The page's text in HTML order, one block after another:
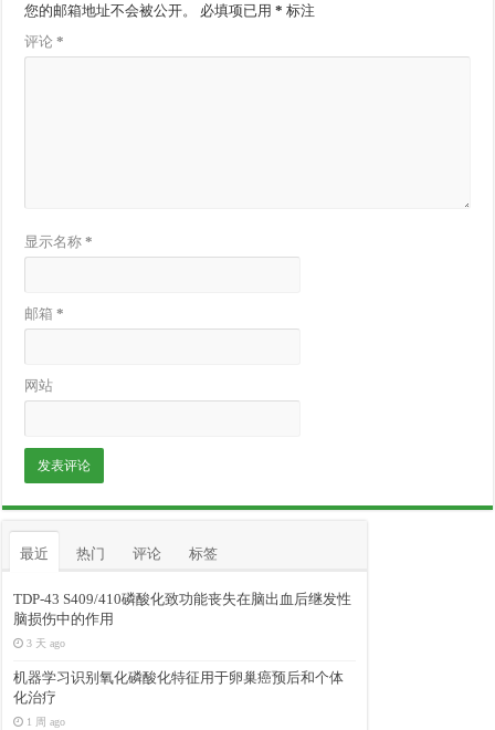
您的邮箱地址不会被公开。 必填项已用* 标注
评论*
显示名称*
邮箱*
网站
最近 热门 评论 标签
TDP-43 S409/410磷酸化致功能丧失在脑出血后继发性
脑损伤中的作用
3 天 ago
机器学习识别氧化磷酸化特征用于卵巢癌预后和个体
化治疗
1 周 ago